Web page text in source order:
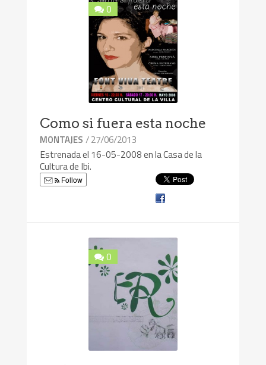
0
Como si fuera esta noche
MONTAJES / 27/06/2013
Estrenada el 16-05-2008 en la Casa de la
Cultura de Ibi.
Follow
0